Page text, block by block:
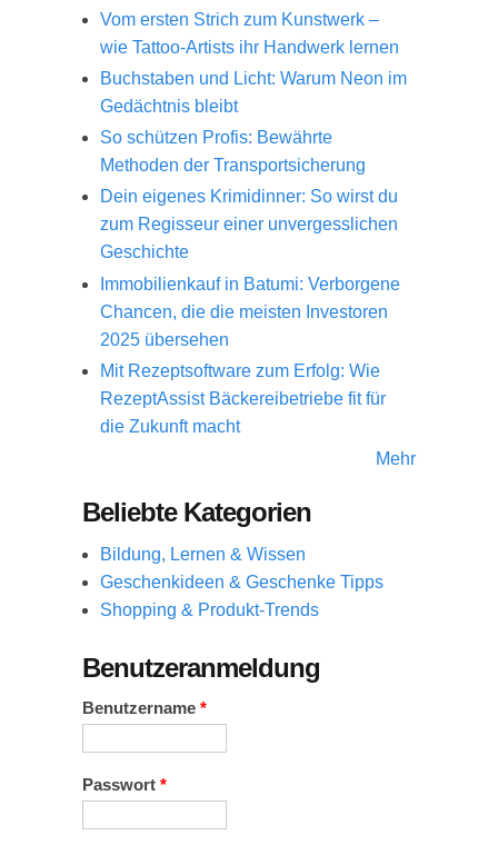
Vom ersten Strich zum Kunstwerk –
wie Tattoo-Artists ihr Handwerk lernen
Buchstaben und Licht: Warum Neon im
Gedächtnis bleibt
So schützen Profis: Bewährte
Methoden der Transportsicherung
Dein eigenes Krimidinner: So wirst du
zum Regisseur einer unvergesslichen
Geschichte
Immobilienkauf in Batumi: Verborgene
Chancen, die die meisten Investoren
2025 übersehen
Mit Rezeptsoftware zum Erfolg: Wie
RezeptAssist Bäckereibetriebe fit für
die Zukunft macht
Mehr
Beliebte Kategorien
Bildung, Lernen & Wissen
Geschenkideen & Geschenke Tipps
Shopping & Produkt-Trends
Benutzeranmeldung
Benutzername *
Passwort *